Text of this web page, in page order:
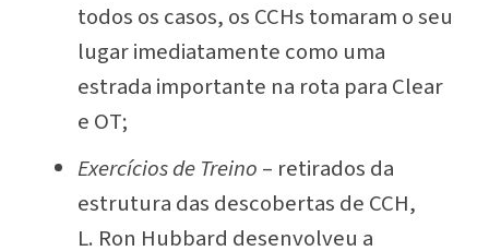
todos os casos, os CCHs tomaram o seu
lugar imediatamente como uma
estrada importante na rota para Clear
e OT;
Exercícios de Treino – retirados da
estrutura das descobertas de CCH,
L. Ron Hubbard desenvolveu a